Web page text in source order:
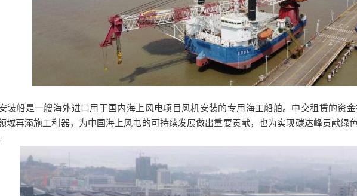
装船是一艘海外进口用于国内海上风电项目风机安装的专用海工船舶。中交租赁的资
域再添施工利器，为中国海上风电的可持续发展做出重要贡献，也为实现碳达峰贡献绿